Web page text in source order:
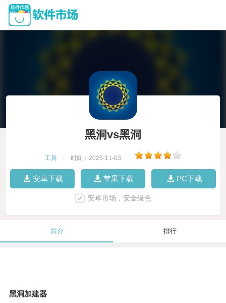
黑洞vs黑洞
工具 时间：2025-11-03
安卓下载 苹果下载 PC下载
安卓市场，安全绿色
简介 排行
黑洞加建器